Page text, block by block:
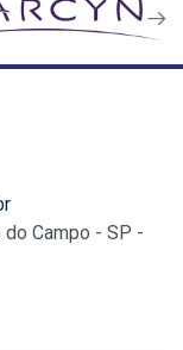
Campo - SP -